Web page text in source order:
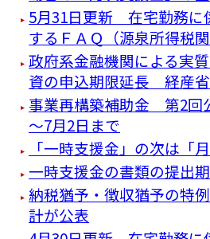
5月31日更新 在宅勤務に
するＦＡＱ（源泉所得税
政府系金融機関による実
資の申込期限延長 経産省
事業再構築補助金 第2回
～7月2日まで
「一時支援金」の次は「
一時支援金の書類の提出
納税猶予・徴収猶予の特
計が公表